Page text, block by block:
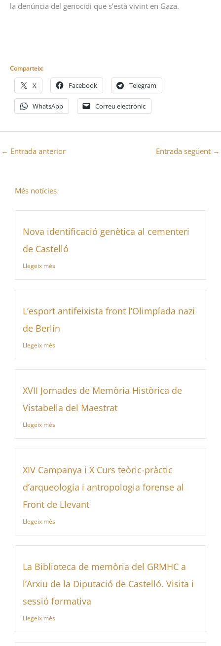
la denúncia del genocidi que s’està vivint en Gaza.
Comparteix:
X Facebook Telegram
WhatsApp Correu electrònic
← Entrada anterior Entrada següent →
Més notícies
Nova identificació genètica al cementeri
de Castelló
Llegeix més
L’esport antifeixista front l’Olimpíada nazi
de Berlín
Llegeix més
XVII Jornades de Memòria Històrica de
Vistabella del Maestrat
Llegeix més
XIV Campanya i X Curs teòric-pràctic
d’arqueologia i antropologia forense al
Front de Llevant
Llegeix més
La Biblioteca de memòria del GRMHC a
l’Arxiu de la Diputació de Castelló. Visita i
sessió formativa
Llegeix més